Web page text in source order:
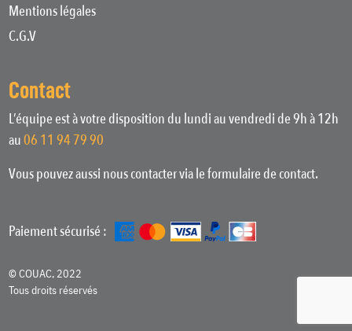
Mentions légales
C.G.V
Contact
L’équipe est à votre disposition du lundi au vendredi de 9h à 12h
au06 11 94 79 90
Vous pouvez aussi nous contacter via le formulaire de contact.
Paiement sécurisé :
© COUAC, 2022
Tous droits réservés